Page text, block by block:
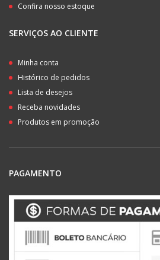
Confira nosso estoque
SERVIÇOS AO CLIENTE
Minha conta
Histórico de pedidos
Lista de desejos
Receba novidades
Produtos em promoção
PAGAMENTO